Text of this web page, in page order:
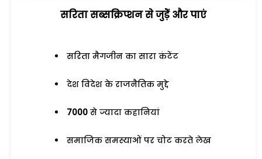
सरिता सब्सक्रिप्शन से जुड़ेें और पाएं
सरिता मैगजीन का सारा कंटेंट
देश विदेश के राजनैतिक मुद्दे
7000 से ज्यादा कहानियां
समाजिक समस्याओं पर चोट करते लेख